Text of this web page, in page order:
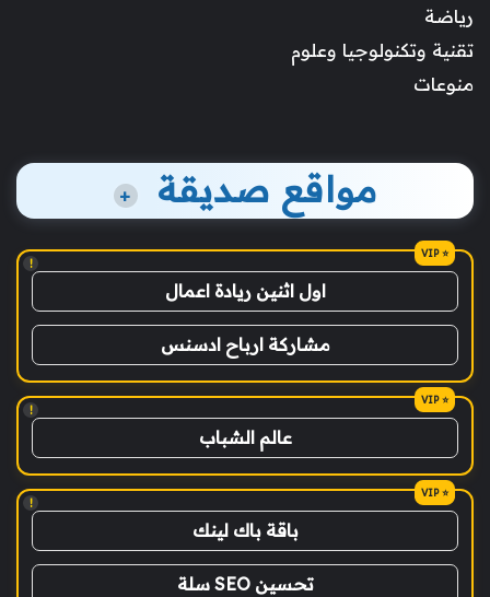
رياضة
تقنية وتكنولوجيا وعلوم
منوعات
مواقع صديقة +
!
اول اثنين ريادة اعمال
مشاركة ارباح ادسنس
!
عالم الشباب
!
باقة باك لينك
تحسين SEO سلة